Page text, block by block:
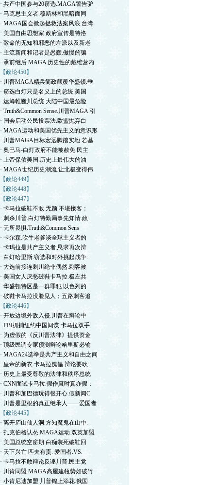
· 共产中国参与20窃选.MAGA警告驴
· 马克思主义者.穆斯林和黑暗面同
· MAGA国会掀起拯救法案风浪.台湾
· 美国自由思想家.政府宣传是特洛
· 致命的无知和邪恶的左派以及新老
· 主流新闻和记者是愚蠢.傲慢的骗
· 承前继后.MAGA 历史性的戴维营内
【政论450】
· 川普MAGA精兵简政颠覆华盛顿.垂
· 窃选白灯只是名义上的总统.美国
· 运筹帷幄川总统.大陆中国最危险
· Truth&Common Sense.川普MAGA.引
· 国会启动公民投票法.欧盟抛弃白
· MAGA运动和美国优先主义的意识形
· 川普MAGA目标宏远脚踏实地.若基
· 奥巴马-白灯政府不能被赦免.民主
· 上帝保佑美国.历史上最伟大的油
· MAGA世纪历史潮流.让北极变得伟
【政论449】
【政论448】
【政论447】
· 卡马拉破鞋不敢.无颜.不堪接客；
· 刺杀川普.白灯特勤局事先知情.政
· 无所畏惧.Truth&Common Sens
· 卡尔森.吹牛老爹谈全球主义者的
· 卡玛拉是共产主义者.恳求再次辩
· 白灯哈里斯.窃选和对外挑起战争.
· 大选前接连刺川绝非偶然.刺客被
· 美国女人厌恶破鞋卡马拉.极左共
· 华盛顿特区是一群罪犯.以色列的
· 破鞋卡马拉没脸见人；五路刺客追
【政论446】
· 开放边境外敌入侵.川普在辩论中
· FBI抓捕纽约中国间谍.卡马拉双手
· 为虚假的《反川普法律》提供资金
· 顶级民调专家预测辩论哈里斯必输
· MAGA24选举是共产主义和自由之间
· 皇帝的新衣.卡马拉傀儡.辩论要吹
· 历史上最受尊敬的法律和秩序总统
· CNN面试卡马拉.假作真时真亦假；
· 川普和加巴德玩得很开心.假新闻C
· 川普是里根的真正继承人——爱国者
【政论445】
· 离开庐山仙人洞.方知魔鬼在山中.
· 扎克伯格认怂.MAGA运动.双英加盟
· 美国总统空窗期.白痴装死破鞋回
· 天下兴亡 匹夫有责. 爱国者.VS.
· 卡马拉不敢辩论反诬川普.民主党
· 川肯同盟.MAGA高屋建瓴势如破竹
· 小肯尼迪加盟.川普锦上添花.俄国